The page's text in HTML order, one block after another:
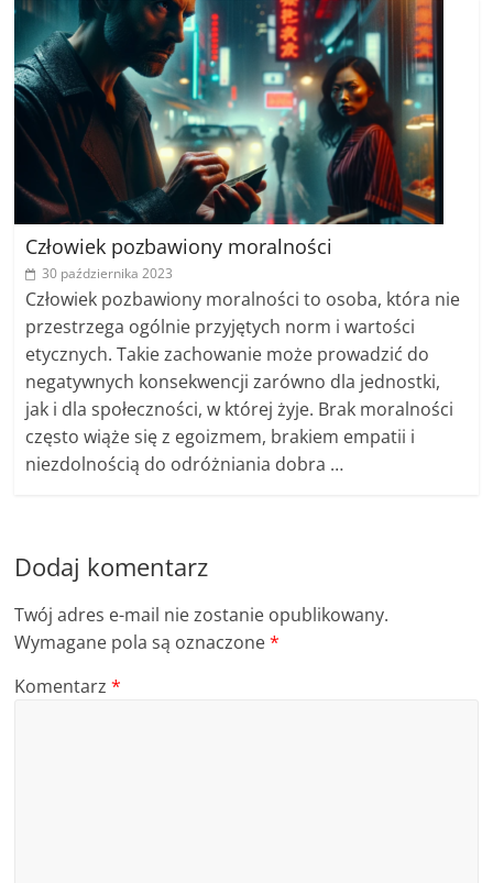
Człowiek pozbawiony moralności
30 października 2023
Człowiek pozbawiony moralności to osoba, która nie
przestrzega ogólnie przyjętych norm i wartości
etycznych. Takie zachowanie może prowadzić do
negatywnych konsekwencji zarówno dla jednostki,
jak i dla społeczności, w której żyje. Brak moralności
często wiąże się z egoizmem, brakiem empatii i
niezdolnością do odróżniania dobra …
Dodaj komentarz
Twój adres e-mail nie zostanie opublikowany.
Wymagane pola są oznaczone*
Komentarz*